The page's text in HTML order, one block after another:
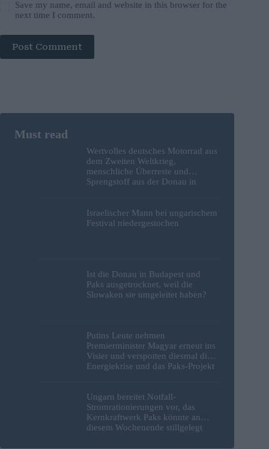
Save my name, email and website in this browser for the
next time I comment.
Post Comment
Wertvolles deutsches Motorrad aus
dem Zweiten Weltkrieg,
menschliche Überreste und
Sprengstoff aus der Donau in
Israelischer Mann bei ungarischem
Festival niedergestochen
Ist die Donau in Budapest und
Paks ausgetrocknet, weil die
Slowaken sie umgeleitet haben?
Putins Leute nehmen
Premierminister Magyar erneut ins
Visier und verspotten diesmal die
Energiekrise und das Paks-Projekt
Ungarn bereitet Notfall-
Stromrationierungen vor, das
Kernkraftwerk Paks könnte an
diesem Wochenende stillgelegt